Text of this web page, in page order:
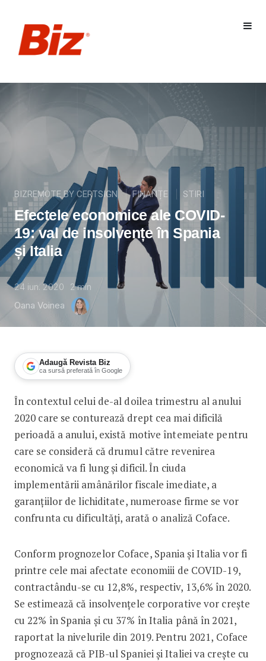
BIZREMOTE BY CERTSIGN FINANȚE STIRI
Efectele economice ale COVID-
19: val de insolvențe în Spania
și Italia
24 iun. 2020 2min
Oana Voinea
Adaugă Revista Biz
ca sursă preferată în Google
Efectele economice ale COVID-19:
În contextul celui de-al doilea trimestru al anului
2020 care se conturează drept cea mai dificilă
perioadă a anului, există motive întemeiate pentru
care se consideră că drumul către revenirea
economică va fi lung și dificil. În ciuda
implementării amânărilor fiscale imediate, a
garanțiilor de lichiditate, numeroase firme se vor
confrunta cu dificultăți, arată o analiză Coface.
Conform prognozelor Coface, Spania și Italia vor fi
printre cele mai afectate economiii de COVID-19,
contractându-se cu 12,8%, respectiv, 13,6% în 2020.
Se estimează că insolvențele corporative vor crește
cu 22% în Spania și cu 37% în Italia până în 2021,
raportat la nivelurile din 2019. Pentru 2021, Coface
prognozează că PIB-ul Spaniei și Italiei va crește cu